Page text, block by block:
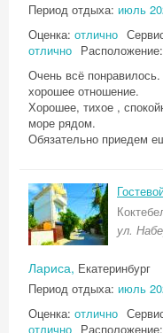
Период отдыха: июль
Оценка: отлично
отлично Расположение:
Очень всё
хорошее отношение.
Хорошее, тихое ,
море рядом.
Обязательно приедем
ул.
Лариса, Екатеринбург
Период отдыха: июль
Оценка: отлично
отлично Расположение: